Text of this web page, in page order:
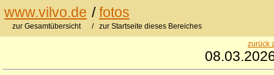
www.vilvo.de /fotos
zur Gesamtübersicht / zur Startseite dieses Bereiches
zurück